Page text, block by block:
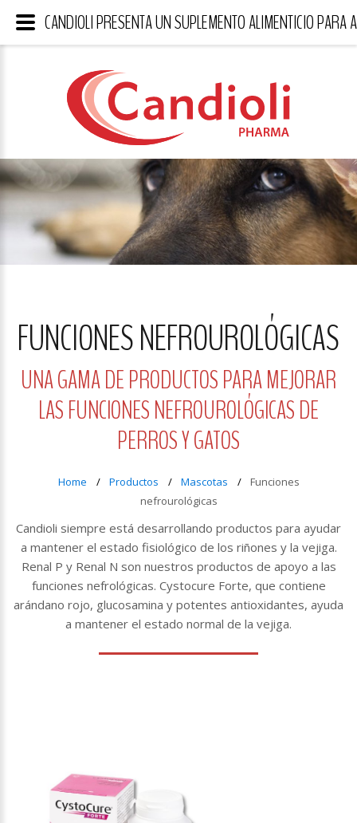
FUNCIONES NEFROUROLÓGICAS
UNA GAMA DE PRODUCTOS PARA MEJORAR
LAS FUNCIONES NEFROUROLÓGICAS DE
PERROS Y GATOS
Home Productos Mascotas
Funciones
nefrourológicas
Candioli siempre está desarrollando productos para ayudar
a mantener el estado fisiológico de los riñones y la vejiga.
Renal P y Renal N son nuestros productos de apoyo a las
funciones nefrológicas. Cystocure Forte, que contiene
arándano rojo, glucosamina y potentes antioxidantes, ayuda
a mantener el estado normal de la vejiga.
CANDIOLI PRESENTA UN SUPLEMENTO ALIMENTICIO